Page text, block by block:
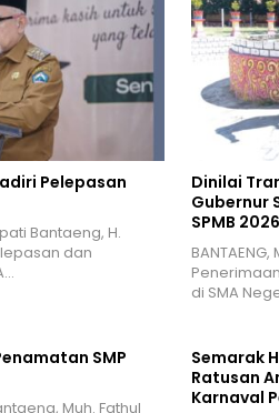
Pelepasan
Bantaeng, H.
dan
Dinilai
Gubernur
SPMB
di SMA
SMP
Muh. Fathul
Semarak
Ratusan
Karnaval